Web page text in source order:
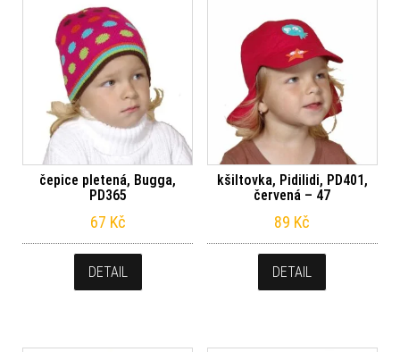
čepice pletená, Bugga,
PD365
67 Kč
DETAIL
kšiltovka, Pidilidi, PD401,
červená – 47
89 Kč
DETAIL